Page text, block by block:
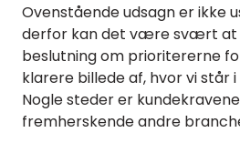
Ovenstående udsagn er ikke
derfor kan det være svært at
beslutning om prioritererne
klarere billede af, hvor vi står
Nogle steder er
fremherskende andre